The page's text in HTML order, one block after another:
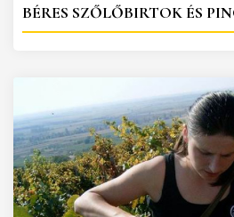
BÉRES SZŐLŐBIRTOK ÉS